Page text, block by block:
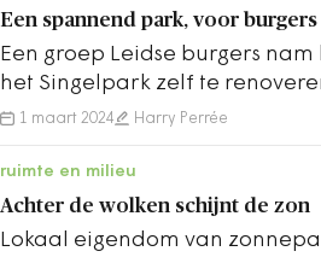
Een spannend park, voor
Een groep Leidse burgers
het Singelpark zelf te
1 maart 2024 Harry Perrée
ruimte en milieu
Achter de wolken schijnt de zon
Lokaal eigendom van